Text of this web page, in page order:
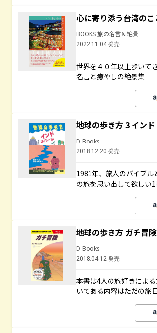
心に寄り添う台湾の
BOOKS 旅の名言＆絶景
2022.11.04 発売
世界を４０年以上歩いて
名言と癒やしの絶景集
地球の歩き方 3 イン
D-Books
2018.12.20 発売
1981年、旅人のバイブ
の旅を思い出して欲しい1
地球の歩き方 ガチ冒
D-Books
2018.04.12 発売
本書は4人の旅好きによ
いてある内容はただの旅